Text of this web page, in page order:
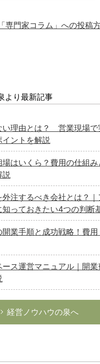
専門家コラム」への投稿
より最新記事
い理由とは？ 営業現場で
ントを解説
はいくら？費用の仕組み
説
注するべき会社とは？
っておきたい4つの判断
業手順と成功戦略！費
ス運営マニュアル｜開
経営ノウハウの泉へ